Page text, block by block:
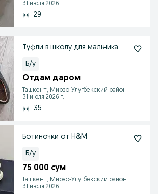
31 июля 2026 г.
29
Туфли в школу для мальчика
Б/у
Отдам даром
Ташкент, Мирзо-Улугбекский район
31 июля 2026 г.
35
Ботиночки от H&M
Б/у
75 000 сум
Ташкент, Мирзо-Улугбекский район
31 июля 2026 г.